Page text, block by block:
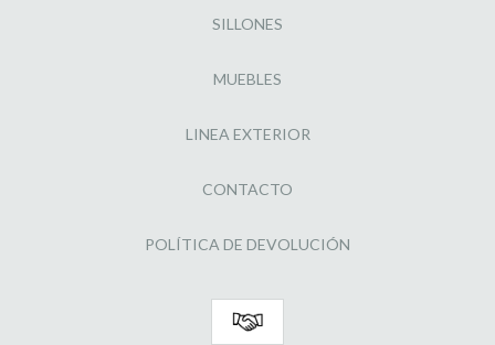
SILLONES
MUEBLES
LINEA EXTERIOR
CONTACTO
POLÍTICA DE DEVOLUCIÓN